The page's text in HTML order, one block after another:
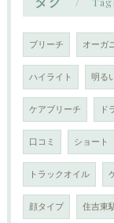
ブリーチ オーガ
ハイライト 明る
ケアブリーチ ド
口コミ ショート
トラックオイル
顔タイプ 住吉東